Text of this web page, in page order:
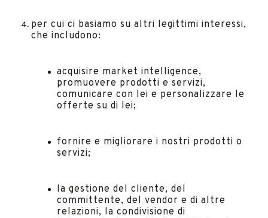
per cui ci basiamo su altri legittimi interessi,
che includono:
acquisire market intelligence,
promuovere prodotti e servizi,
comunicare con lei e personalizzare le
offerte su di lei;
fornire e migliorare i nostri prodotti o
servizi;
la gestione del cliente, del
committente, del vendor e di altre
relazioni, la condivisione di